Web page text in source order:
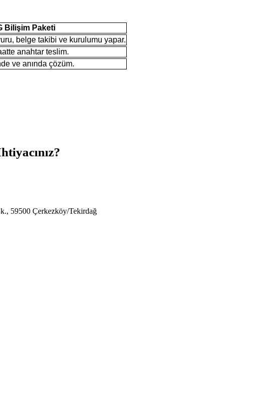
Bilişim Paketi
belge takibi ve kurulumu yapar.
anahtar teslim.
ve anında çözüm.
59500 Çerkezköy/Tekirdağ